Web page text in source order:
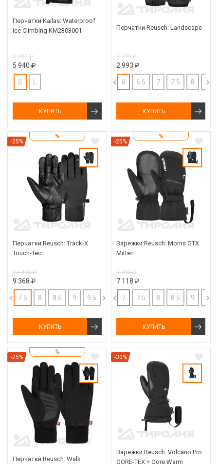
Перчатки Kailas: Waterproof
Ice Climbing KM2303001
9 900 ₽
5 940 ₽
S
КУПИТЬ
Перчатки Reusch: Landscape
3 990 ₽
2 993 ₽
6 6.5 7 7.5 8 8.5
КУПИТЬ
%
-25%
Перчатки Reusch: Track-X
Touch-Tec
12 490 ₽
9 368 ₽
7.5 8 8.5 9 9.5 10
КУПИТЬ
%
-25%
Варежки Reusch: Morris GTX
Mitten
9 490 ₽
7 118 ₽
7 7.5 8 8.5 9 9.5
КУПИТЬ
%
-25%
Перчатки Reusch: Walk
-30%
Варежки Reusch: Volcano Pro
GORE-TEX + Gore Warm